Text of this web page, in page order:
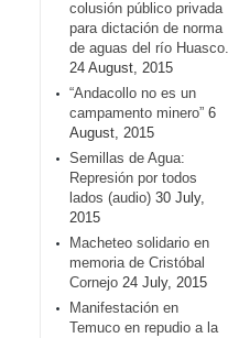
colusión público privada
para dictación de norma
de aguas del río Huasco.
24 August, 2015
“Andacollo no es un
campamento minero” 6
August, 2015
Semillas de Agua:
Represión por todos
lados (audio) 30 July,
2015
Macheteo solidario en
memoria de Cristóbal
Cornejo 24 July, 2015
Manifestación en
Temuco en repudio a la